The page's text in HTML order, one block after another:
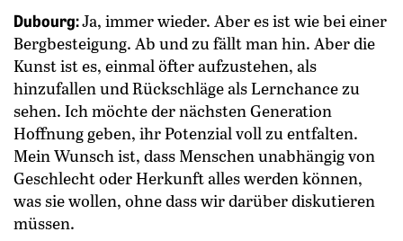
Dubourg:Ja, immer wieder. Aber es ist wie bei einer
Bergbesteigung. Ab und zu fällt man hin. Aber die
Kunst ist es, einmal öfter aufzustehen, als
hinzufallen und Rückschläge als Lernchance zu
sehen. Ich möchte der nächsten Generation
Hoffnung geben, ihr Potenzial voll zu entfalten.
Mein Wunsch ist, dass Menschen unabhängig von
Geschlecht oder Herkunft alles werden können,
was sie wollen, ohne dass wir darüber diskutieren
müssen.